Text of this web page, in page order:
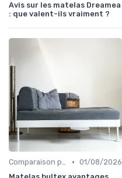
Avis sur les matelas Dreamea
: que valent-ils vraiment ?
Comparaison par marque • 01/08/2026